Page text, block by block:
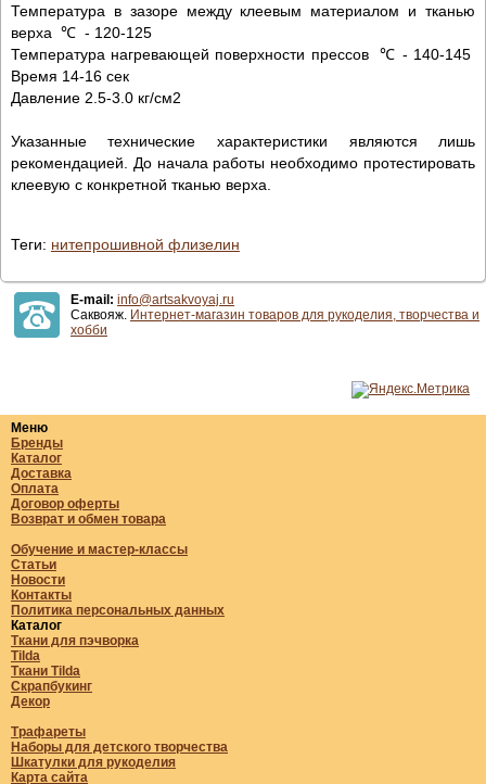
Температура в зазоре между клеевым материалом и тканью
верха ℃ - 120-125
Температура нагревающей поверхности прессов ℃ - 140-145
Время 14-16 сек
Давление 2.5-3.0 кг/см2
Указанные технические характеристики являются лишь
рекомендацией. До начала работы необходимо протестировать
клеевую с конкретной тканью верха.
Теги: нитепрошивной флизелин
E-mail: info@artsakvoyaj.ru
Саквояж. Интернет-магазин товаров для рукоделия, творчества и
хобби
Меню
Бренды
Каталог
Доставка
Оплата
Договор оферты
Возврат и обмен товара
Обучение и мастер-классы
Статьи
Новости
Контакты
Политика персональных данных
Каталог
Ткани для пэчворка
Tilda
Ткани Tilda
Скрапбукинг
Декор
Трафареты
Наборы для детского творчества
Шкатулки для рукоделия
Карта сайта